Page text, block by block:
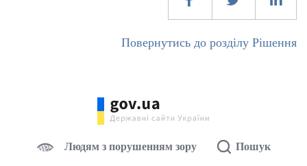
Повернутись до розділу Рішення
Людям з порушенням зору Пошук